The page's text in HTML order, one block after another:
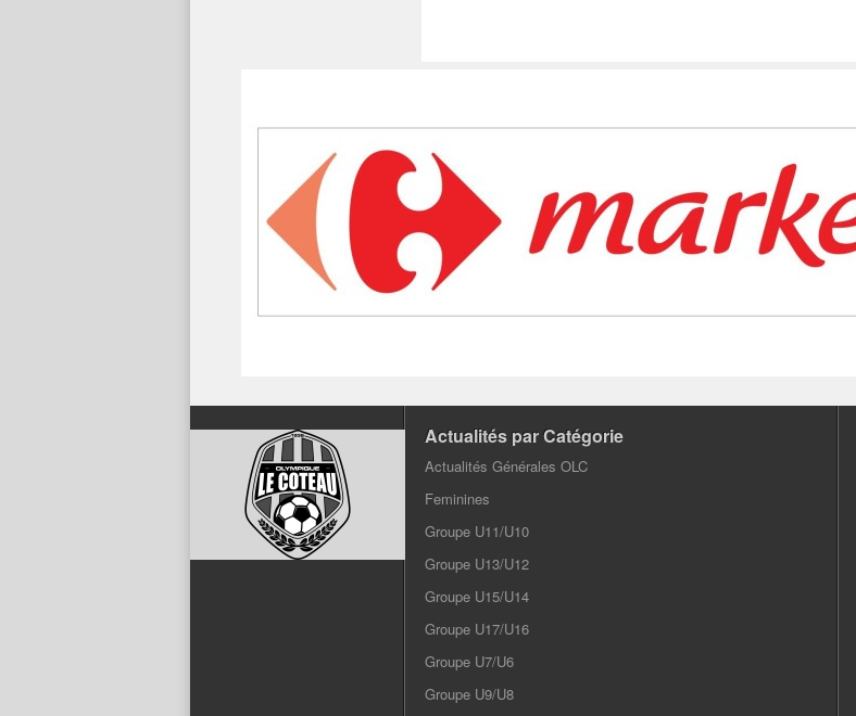
Actualités par Catégorie
Actualités Générales OLC
Feminines
Groupe U11/U10
Groupe U13/U12
Groupe U15/U14
Groupe U17/U16
Groupe U7/U6
Groupe U9/U8